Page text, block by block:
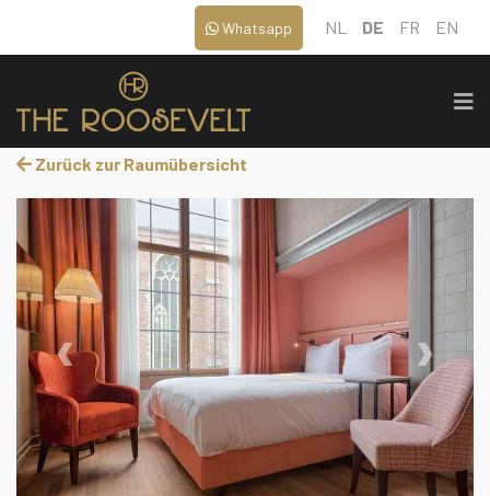
NL DE FR EN
Whatsapp
Zurück zur Raumübersicht
‹ ›